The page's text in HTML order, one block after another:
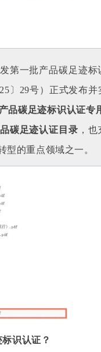
第一批产品碳足迹
〕29号）正式发布
产品碳足迹标识认证专
碳足迹认证目录 ，
型的重点领域之一。
识认证？